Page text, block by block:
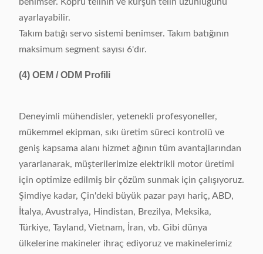
ayarlayabilir.
Takım batığı servo sistemi benimser. Takım batığının
maksimum segment sayısı 6'dır.
(4) OEM / ODM Profili
Deneyimli mühendisler, yetenekli profesyoneller,
mükemmel ekipman, sıkı üretim süreci kontrolü ve
geniş kapsama alanı hizmet ağının tüm avantajlarından
yararlanarak, müşterilerimize elektrikli motor üretimi
için optimize edilmiş bir çözüm sunmak için çalışıyoruz.
Şimdiye kadar, Çin'deki büyük pazar payı hariç, ABD,
İtalya, Avustralya, Hindistan, Brezilya, Meksika,
Türkiye, Tayland, Vietnam, İran, vb. Gibi dünya
ülkelerine makineler ihraç ediyoruz ve makinelerimiz